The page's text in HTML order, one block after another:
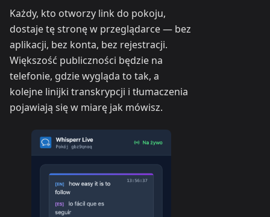
Każdy, kto otworzy link do pokoju,
dostaje tę stronę w przeglądarce — bez
aplikacji, bez konta, bez rejestracji.
Większość publiczności będzie na
telefonie, gdzie wygląda to tak, a
kolejne linijki transkrypcji i tłumaczenia
pojawiają się w miarę jak mówisz.